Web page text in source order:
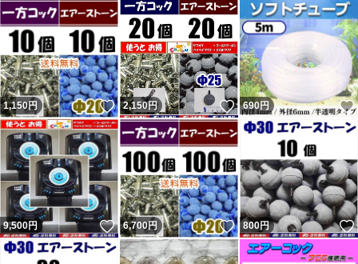
1,150円 いいね！
2,150円 いいね！
690円
9,500円 いいね！
6,700円 いいね！
800円